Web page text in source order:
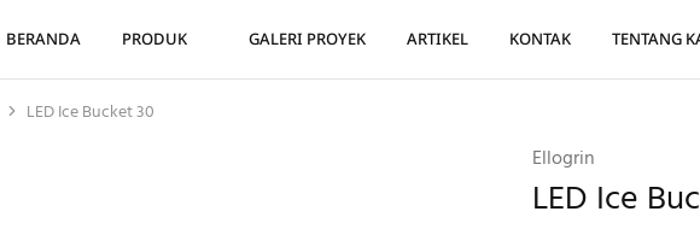
BERANDA PRODUK GALERI PROYEK ARTIKEL KONTAK TENTANG
LED Ice Bucket 30
Ellogrin
LED Ice